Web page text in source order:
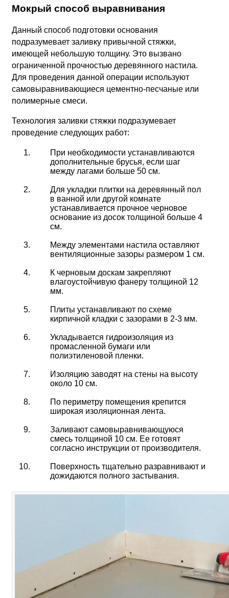
Мокрый способ выравнивания
Данный способ подготовки основания
подразумевает заливку привычной стяжки,
имеющей небольшую толщину. Это вызвано
ограниченной прочностью деревянного настила.
Для проведения данной операции используют
самовыравнивающиеся цементно-песчаные или
полимерные смеси.
Технология заливки стяжки подразумевает
проведение следующих работ:
При необходимости устанавливаются
дополнительные брусья, если шаг
между лагами больше 50 см.
Для укладки плитки на деревянный пол
в ванной или другой комнате
устанавливается прочное черновое
основание из досок толщиной больше 4
см.
Между элементами настила оставляют
вентиляционные зазоры размером 1 см.
К черновым доскам закрепляют
влагоустойчивую фанеру толщиной 12
мм.
Плиты устанавливают по схеме
кирпичной кладки с зазорами в 2-3 мм.
Укладывается гидроизоляция из
промасленной бумаги или
полиэтиленовой пленки.
Изоляцию заводят на стены на высоту
около 10 см.
По периметру помещения крепится
широкая изоляционная лента.
Заливают самовыравнивающуюся
смесь толщиной 10 см. Ее готовят
согласно инструкции от производителя.
Поверхность тщательно разравнивают и
дожидаются полного застывания.